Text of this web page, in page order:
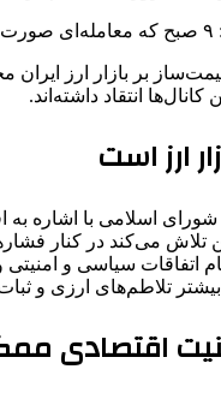
قیمت‌ساز بر بازار
انتقاد داشته‌اند.
ارز است
اسلامی با اشاره
تلاش می‌کند در کنار
اتفاقات سیاسی و
تلاطم‌های ارزی و ثبات
اقتصادی